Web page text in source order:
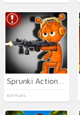
807 PLAYS